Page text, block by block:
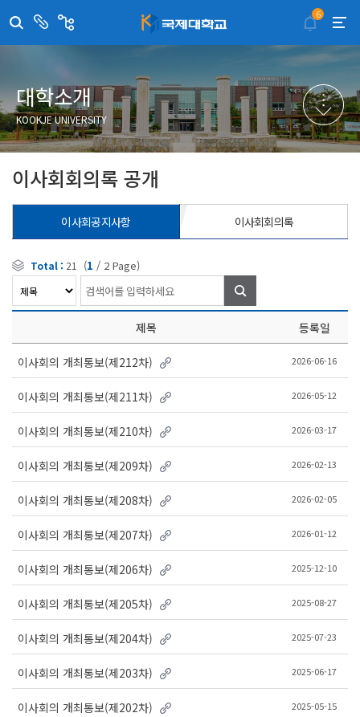
센
국제대학교 입학안내
학술정보원
학생생활관
국제교류센터
산학협력단
평생교육원
교수학습지원센터
무선인터넷이용안내
포탈사이트
증명발급사이트
국제무인항공
6
대학소개
KOOKJE UNIVERSITY
이사회회의록 공개
이사회공지사항 이사회회의록
Total : 21 (1 / 2 Page)
제목 등록일
이사회의 개최통보(제212차) 2026-06-16
이사회의 개최통보(제211차) 2026-05-12
이사회의 개최통보(제210차) 2026-03-17
이사회의 개최통보(제209차) 2026-02-13
이사회의 개최통보(제208차) 2026-02-05
이사회의 개최통보(제207차) 2026-01-12
이사회의 개최통보(제206차) 2025-12-10
이사회의 개최통보(제205차) 2025-08-27
이사회의 개최통보(제204차) 2025-07-23
이사회의 개최통보(제203차) 2025-06-17
이사회의 개최통보(제202차) 2025-05-15